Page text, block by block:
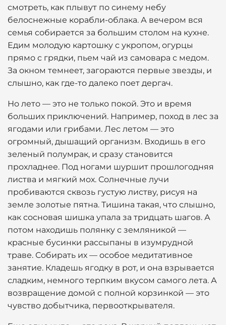
смотреть, как плывут по синему небу
белоснежные корабли-облака. А вечером вся
семья собирается за большим столом на кухне.
Едим молодую картошку с укропом, огурцы
прямо с грядки, пьем чай из самовара с медом.
За окном темнеет, загораются первые звезды, и
слышно, как где-то далеко поет дергач.
Но лето — это не только покой. Это и время
больших приключений. Например, поход в лес за
ягодами или грибами. Лес летом — это
огромный, дышащий организм. Входишь в его
зеленый полумрак, и сразу становится
прохладнее. Под ногами шуршит прошлогодняя
листва и мягкий мох. Солнечные лучи
пробиваются сквозь густую листву, рисуя на
земле золотые пятна. Тишина такая, что слышно,
как сосновая шишка упала за тридцать шагов. А
потом находишь полянку с земляникой —
красные бусинки рассыпаны в изумрудной
траве. Собирать их — особое медитативное
занятие. Кладешь ягодку в рот, и она взрывается
сладким, немного терпким вкусом самого лета. А
возвращение домой с полной корзинкой — это
чувство добытчика, первооткрывателя.